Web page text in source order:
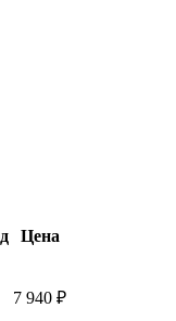
Цена
7 940 ₽